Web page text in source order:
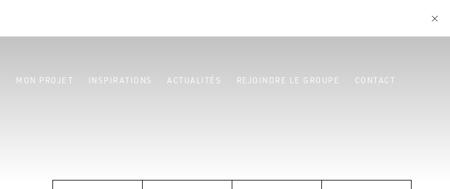
MON PROJET INSPIRATIONS ACTUALITÉS REJOINDRE LE GROUPE CONTACT